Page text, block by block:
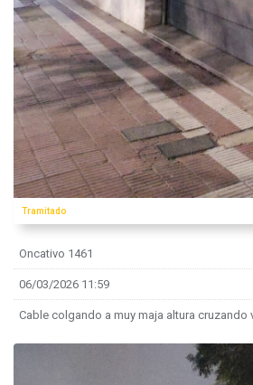
Tramitado
Oncativo 1461
06/03/2026 11:59
Cable colgando a muy maja altura cruzando